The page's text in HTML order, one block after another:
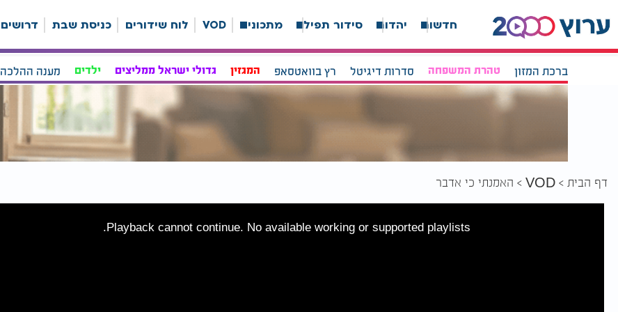
חדשות יהדות סידור תפילה מתכונים VOD לוח שידורים כניסת שבת דרושים
ברכת המזון טהרת המשפחה סדרות דיגיטל רץ בוואטסאפ המגזין גדולי ישראל ממליצים ילדים מענה ההלכה
דף הבית VOD האמנתי כי אדבר
Playback cannot continue. No available working or supported playlists.